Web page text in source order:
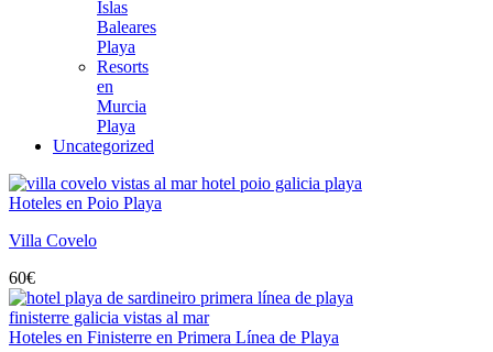
Islas
Baleares
Playa
Resorts
en
Murcia
Playa
Uncategorized
Hoteles en Poio Playa
Villa Covelo
60€
Hoteles en Finisterre en Primera Línea de Playa